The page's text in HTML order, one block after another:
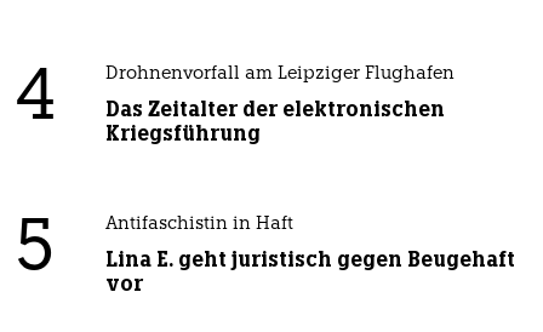
4 Drohnenvorfall am Leipziger Flughafen
Das Zeitalter der elektronischen
Kriegsführung
5 Antifaschistin in Haft
Lina E. geht juristisch gegen Beugehaft
vor